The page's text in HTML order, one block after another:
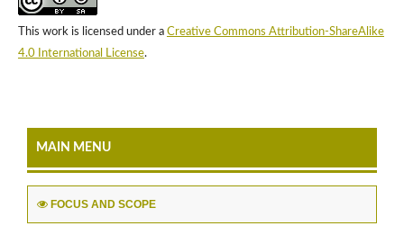
This work is licensed under a Creative Commons Attribution-ShareAlike
4.0 International License.
MAIN MENU
FOCUS AND SCOPE